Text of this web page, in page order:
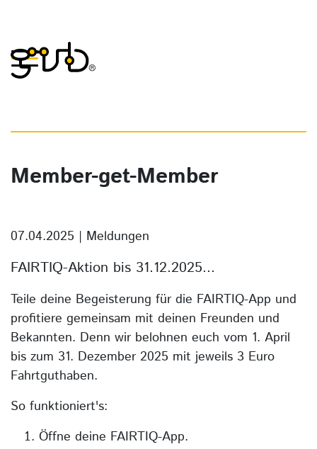
Member-get-Member
07.04.2025 | Meldungen
FAIRTIQ-Aktion bis 31.12.2025...
Teile deine Begeisterung für die FAIRTIQ-App und
profitiere gemeinsam mit deinen Freunden und
Bekannten. Denn wir belohnen euch vom 1. April
bis zum 31. Dezember 2025 mit jeweils 3 Euro
Fahrtguthaben.
So funktioniert's:
Öffne deine FAIRTIQ-App.